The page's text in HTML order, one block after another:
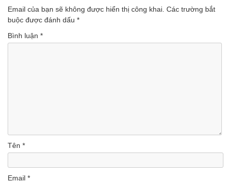
Email của bạn sẽ không được hiển thị công khai. Các trường bắt
buộc được đánh dấu *
Bình luận *
Tên *
Email *